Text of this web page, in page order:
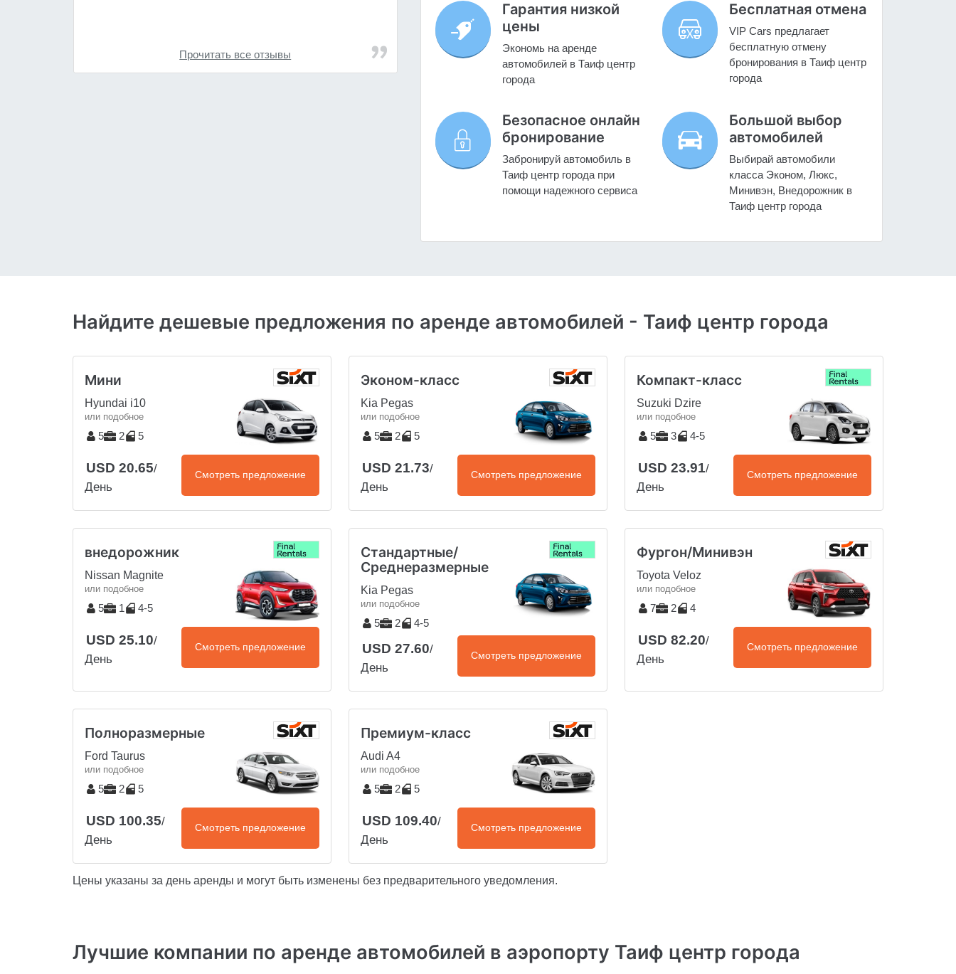
Прочитать все отзывы
Гарантия низкой
цены
Экономь на аренде
автомобилей в Таиф центр
города
Бесплатная отмена
VIP Cars предлагает
бесплатную отмену
бронирования в Таиф центр
города
Безопасное онлайн
бронирование
Забронируй автомобиль в
Таиф центр города при
помощи надежного сервиса
Большой выбор
автомобилей
Выбирай автомобили
класса Эконом, Люкс,
Минивэн, Внедорожник в
Таиф центр города
Найдите дешевые предложения по аренде автомобилей - Таиф центр города
Мини
Hyundai i10
или подобное
5 2 5
USD 20.65/
День
Смотреть предложение
Эконом-класс
Kia Pegas
или подобное
5 2 5
USD 21.73/
День
Смотреть предложение
Компакт-класс
Suzuki Dzire
или подобное
5 3 4-5
USD 23.91/
День
Смотреть предложение
внедорожник
Nissan Magnite
или подобное
5 1 4-5
USD 25.10/
День
Смотреть предложение
Стандартные/
Среднеразмерные
Kia Pegas
или подобное
5 2 4-5
USD 27.60/
День
Смотреть предложение
Фургон/Минивэн
Toyota Veloz
или подобное
7 2 4
USD 82.20/
День
Смотреть предложение
Полноразмерные
Ford Taurus
или подобное
5 2 5
USD 100.35/
День
Смотреть предложение
Премиум-класс
Audi A4
или подобное
5 2 5
USD 109.40/
День
Смотреть предложение
Цены указаны за день аренды и могут быть изменены без предварительного уведомления.
Лучшие компании по аренде автомобилей в аэропорту Таиф центр города